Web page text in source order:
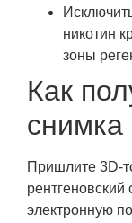
никотин
зоны
Как
снимка
Пришлите 3D-
электронную